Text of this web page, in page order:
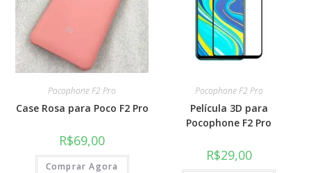
Pocophone F2 Pro
Case Rosa para Poco F2 Pro
R$69,00
Comprar Agora
Pocophone F2 Pro
Película 3D para
Pocophone F2 Pro
R$29,00